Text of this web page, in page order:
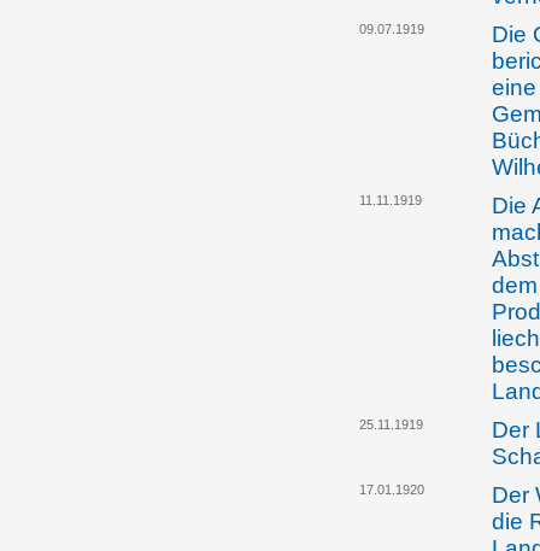
09.07.1919
Die
11.11.1919
Die
25.11.1919
Der
17.01.1920
Der
die